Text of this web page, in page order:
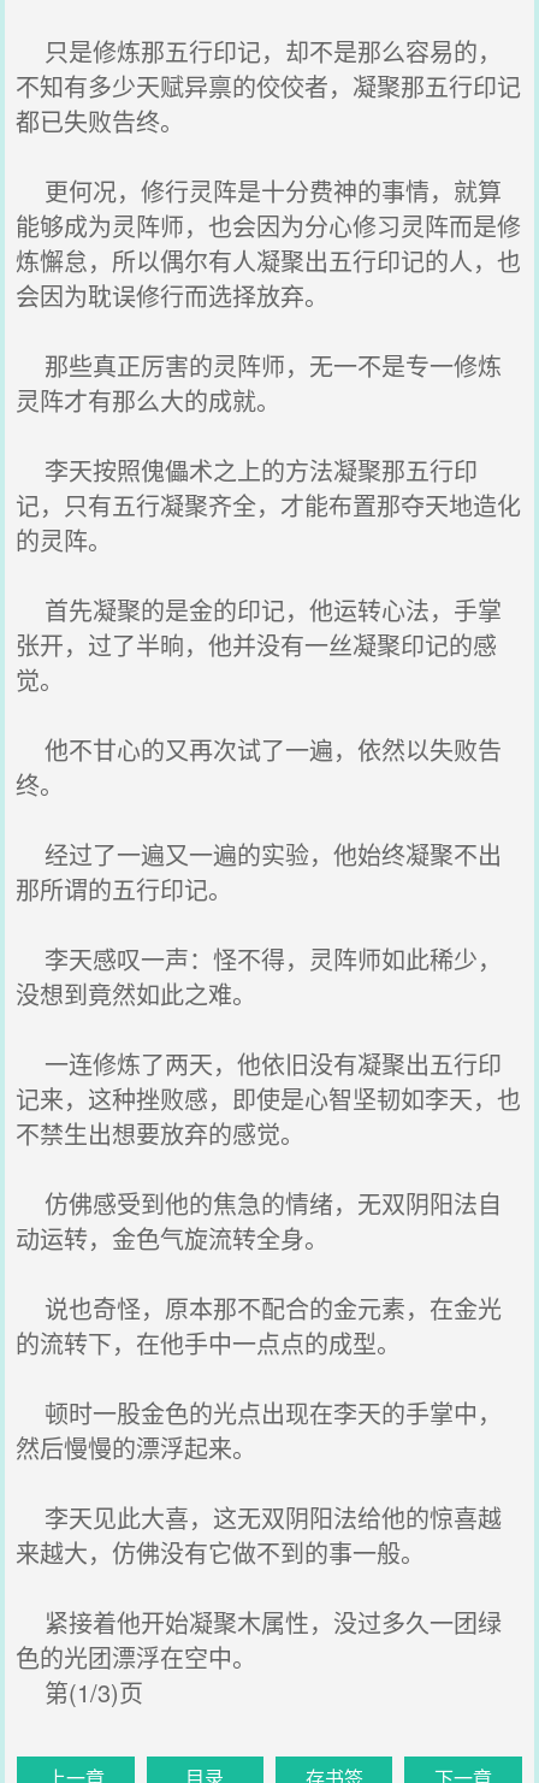
只是修炼那五行印记，却不是那么容易的，
不知有多少天赋异禀的佼佼者，凝聚那五行印记
都已失败告终。
更何况，修行灵阵是十分费神的事情，就算
能够成为灵阵师，也会因为分心修习灵阵而是修
炼懈怠，所以偶尔有人凝聚出五行印记的人，也
会因为耽误修行而选择放弃。
那些真正厉害的灵阵师，无一不是专一修炼
灵阵才有那么大的成就。
李天按照傀儡术之上的方法凝聚那五行印
记，只有五行凝聚齐全，才能布置那夺天地造化
的灵阵。
首先凝聚的是金的印记，他运转心法，手掌
张开，过了半晌，他并没有一丝凝聚印记的感
觉。
他不甘心的又再次试了一遍，依然以失败告
终。
经过了一遍又一遍的实验，他始终凝聚不出
那所谓的五行印记。
李天感叹一声：怪不得，灵阵师如此稀少，
没想到竟然如此之难。
一连修炼了两天，他依旧没有凝聚出五行印
记来，这种挫败感，即使是心智坚韧如李天，也
不禁生出想要放弃的感觉。
仿佛感受到他的焦急的情绪，无双阴阳法自
动运转，金色气旋流转全身。
说也奇怪，原本那不配合的金元素，在金光
的流转下，在他手中一点点的成型。
顿时一股金色的光点出现在李天的手掌中，
然后慢慢的漂浮起来。
李天见此大喜，这无双阴阳法给他的惊喜越
来越大，仿佛没有它做不到的事一般。
紧接着他开始凝聚木属性，没过多久一团绿
色的光团漂浮在空中。
第(1/3)页